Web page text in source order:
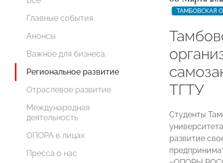
Главные события
Анонсы
Важное для бизнеса
Региональное развитие
Отраслевое развитие
Международная
деятельность
ОПОРА в лицах
Пресса о нас
ТАМБОВСКАЯ
ТГТУ
Студенты
развитие